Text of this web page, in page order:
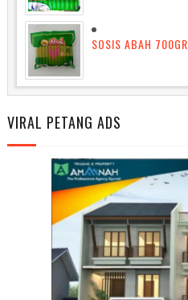
SOSIS ABAH 700GR
VIRAL PETANG ADS